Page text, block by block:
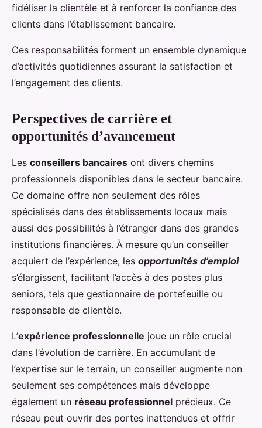
fidéliser la clientèle et à renforcer la confiance des
clients dans l’établissement bancaire.
Ces responsabilités forment un ensemble dynamique
d’activités quotidiennes assurant la satisfaction et
l’engagement des clients.
Perspectives de carrière et
opportunités d’avancement
Les conseillers bancaires ont divers chemins
professionnels disponibles dans le secteur bancaire.
Ce domaine offre non seulement des rôles
spécialisés dans des établissements locaux mais
aussi des possibilités à l’étranger dans des grandes
institutions financières. À mesure qu’un conseiller
acquiert de l’expérience, les opportunités d’emploi
s’élargissent, facilitant l’accès à des postes plus
seniors, tels que gestionnaire de portefeuille ou
responsable de clientèle.
L’expérience professionnelle joue un rôle crucial
dans l’évolution de carrière. En accumulant de
l’expertise sur le terrain, un conseiller augmente non
seulement ses compétences mais développe
également un réseau professionnel précieux. Ce
réseau peut ouvrir des portes inattendues et offrir